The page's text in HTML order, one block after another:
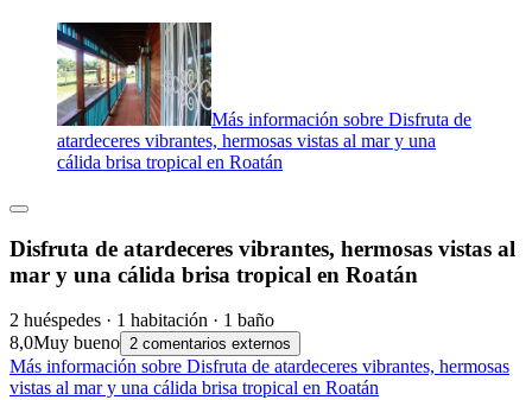
Más información sobre Disfruta de
atardeceres vibrantes, hermosas vistas al mar y una
cálida brisa tropical en Roatán
Disfruta de atardeceres vibrantes, hermosas vistas al
mar y una cálida brisa tropical en Roatán
2 huéspedes · 1 habitación · 1 baño
8,0Muy bueno 2 comentarios externos
Más información sobre Disfruta de atardeceres vibrantes, hermosas
vistas al mar y una cálida brisa tropical en Roatán